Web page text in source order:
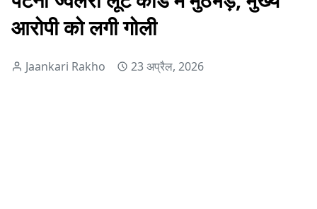
आरोपी को लगी गोली
Jaankari Rakho 23 अप्रैल, 2026